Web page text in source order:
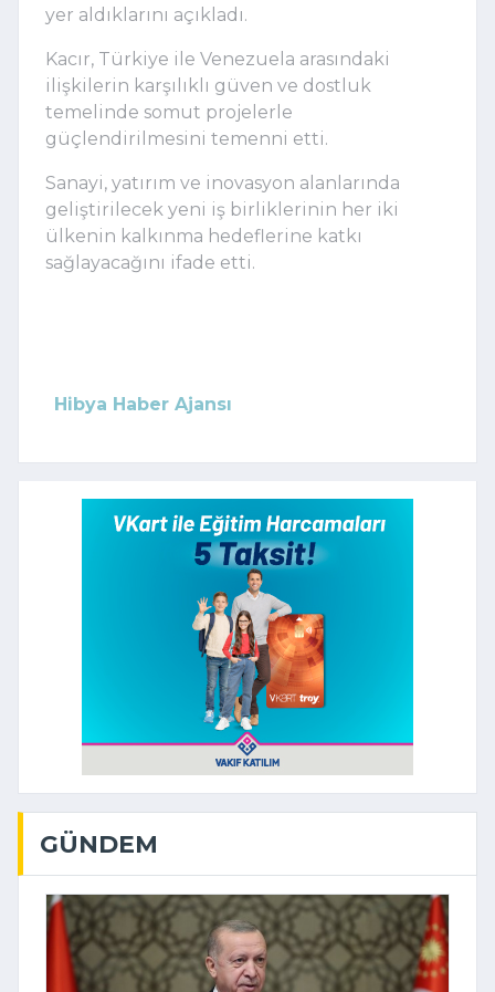
yer aldıklarını açıkladı.
Kacır, Türkiye ile Venezuela arasındaki
ilişkilerin karşılıklı güven ve dostluk
temelinde somut projelerle
güçlendirilmesini temenni etti.
Sanayi, yatırım ve inovasyon alanlarında
geliştirilecek yeni iş birliklerinin her iki
ülkenin kalkınma hedeflerine katkı
sağlayacağını ifade etti.
Hibya Haber Ajansı
GÜNDEM